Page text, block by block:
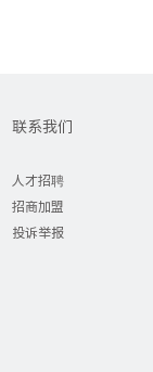
联系我们
人才招聘
招商加盟
投诉举报